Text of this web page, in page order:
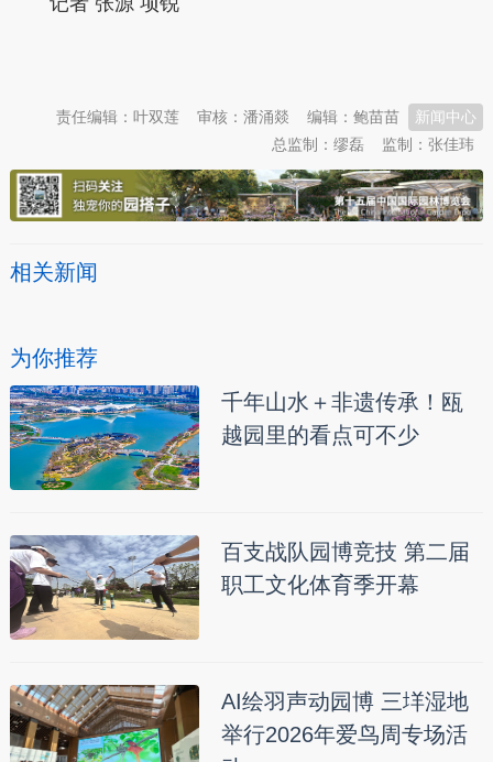
新闻中心
编辑：鲍苗苗
审核：潘涌燚
责任编辑：叶双莲
监制：张佳玮
总监制：缪磊
相关新闻
为你推荐
千年山水＋非遗传承！瓯
越园里的看点可不少
百支战队园博竞技 第二届
职工文化体育季开幕
AI绘羽声动园博 三垟湿地
举行2026年爱鸟周专场活